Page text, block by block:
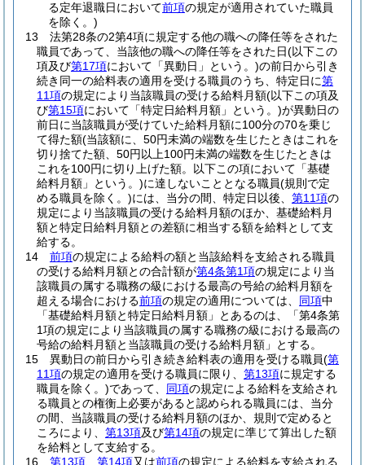
る定年退職日において前項の規定が適用されていた職員
を除く。)
13
法第28条の2第4項に規定する他の職への降任等をされた
職員であって、当該他の職への降任等をされた日(以下この
項及び第17項において「異動日」という。)の前日から引き
続き同一の給料表の適用を受ける職員のうち、特定日に第
11項の規定により当該職員の受ける給料月額(以下この項及
び第15項において「特定日給料月額」という。)が異動日の
前日に当該職員が受けていた給料月額に100分の70を乗じ
て得た額(当該額に、50円未満の端数を生じたときはこれを
切り捨てた額、50円以上100円未満の端数を生じたときは
これを100円に切り上げた額。以下この項において「基礎
給料月額」という。)に達しないこととなる職員(規則で定
める職員を除く。)には、当分の間、特定日以後、 第11項の
規定により当該職員の受ける給料月額のほか、基礎給料月
額と特定日給料月額との差額に相当する額を給料として支
給する。
14
前項の規定による給料の額と当該給料を支給される職員
の受ける給料月額との合計額が第4条第1項の規定により当
該職員の属する職務の級における最高の号給の給料月額を
超える場合における前項の規定の適用については、 同項中
「基礎給料月額と特定日給料月額」とあるのは、「第4条第
1項の規定により当該職員の属する職務の級における最高の
号給の給料月額と当該職員の受ける給料月額」とする。
15
異動日の前日から引き続き給料表の適用を受ける職員(第
11項の規定の適用を受ける職員に限り、 第13項に規定する
職員を除く。)であって、 同項の規定による給料を支給され
る職員との権衡上必要があると認められる職員には、当分
の間、当該職員の受ける給料月額のほか、規則で定めると
ころにより、 第13項及び第14項の規定に準じて算出した額
を給料として支給する。
16
第13項 第14項又は前項の規定による給料を支給される